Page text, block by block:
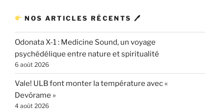
NOS ARTICLES RÉCENTS 🖊
Odonata X-1 : Medicine Sound, un voyage
psychédélique entre nature et spiritualité
6 août 2026
Vale! ULB font monter la température avec «
Devórame »
4 août 2026